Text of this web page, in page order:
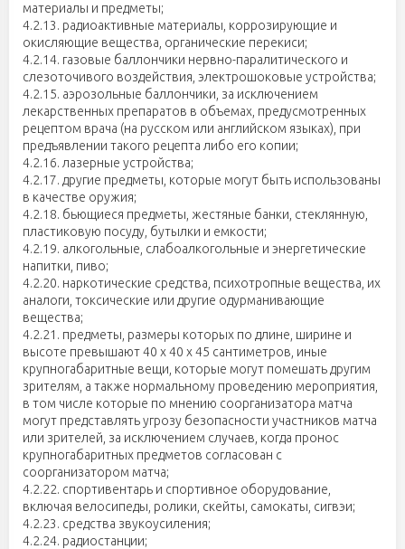
материалы и предметы;
4.2.13. радиоактивные материалы, коррозирующие и
окисляющие вещества, органические перекиси;
4.2.14. газовые баллончики нервно-паралитического и
слезоточивого воздействия, электрошоковые устройства;
4.2.15. аэрозольные баллончики, за исключением
лекарственных препаратов в объемах, предусмотренных
рецептом врача (на русском или английском языках), при
предъявлении такого рецепта либо его копии;
4.2.16. лазерные устройства;
4.2.17. другие предметы, которые могут быть использованы
в качестве оружия;
4.2.18. бьющиеся предметы, жестяные банки, стеклянную,
пластиковую посуду, бутылки и емкости;
4.2.19. алкогольные, слабоалкогольные и энергетические
напитки, пиво;
4.2.20. наркотические средства, психотропные вещества, их
аналоги, токсические или другие одурманивающие
вещества;
4.2.21. предметы, размеры которых по длине, ширине и
высоте превышают 40 х 40 х 45 сантиметров, иные
крупногабаритные вещи, которые могут помешать другим
зрителям, а также нормальному проведению мероприятия,
в том числе которые по мнению соорганизатора матча
могут представлять угрозу безопасности участников матча
или зрителей, за исключением случаев, когда пронос
крупногабаритных предметов согласован с
соорганизатором матча;
4.2.22. спортивентарь и спортивное оборудование,
включая велосипеды, ролики, скейты, самокаты, сигвэи;
4.2.23. средства звукоусиления;
4.2.24. радиостанции;